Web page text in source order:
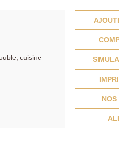
cuisine
NOS